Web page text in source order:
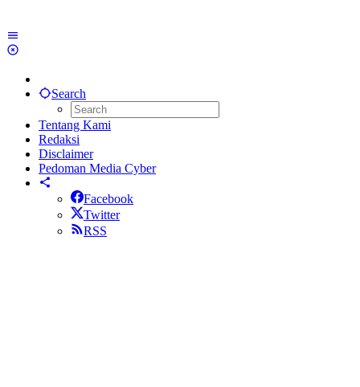
Search
Tentang Kami
Redaksi
Disclaimer
Pedoman Media Cyber
Facebook
Twitter
RSS